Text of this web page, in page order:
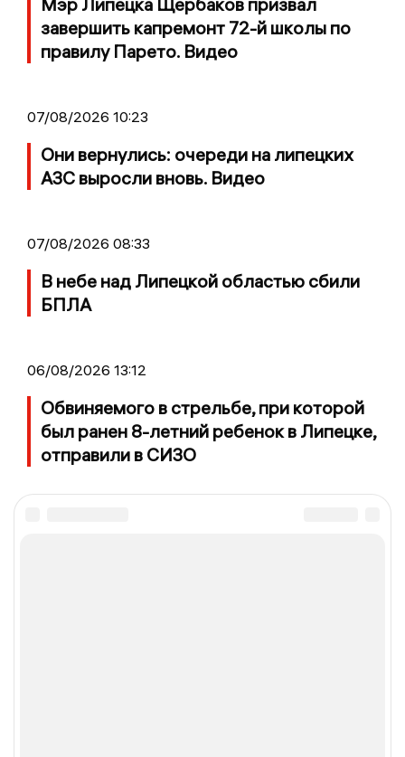
завершить капремонт 72-й школы по
правилу Парето. Видео
07/08/2026 10:23
Они вернулись: очереди на липецких
АЗС выросли вновь. Видео
07/08/2026 08:33
В небе над Липецкой областью сбили
БПЛА
06/08/2026 13:12
Обвиняемого в стрельбе, при которой
был ранен 8-летний ребенок в Липецке,
отправили в СИЗО